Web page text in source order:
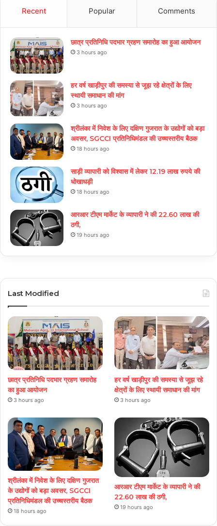
Recent Popular Comments
छात्र प्रतिनिधि पदभार ग्रहण समारोह का हुआ आयोजन
3 hours ago
हर वर्ष खाड़ीपुर की समस्या से जूझ रहे क्षेत्रों के लिए
स्थायी समाधान की मांग
3 hours ago
श्रीलंका में निवेश के लिए दक्षिण गुजरात के उद्योगों को बड़ा
अवसर, SGCCI प्रतिनिधिमंडल की उच्चस्तरीय बैठक
18 hours ago
साड़ी व्यापारी को विश्वास में लेकर 12.19 लाख रुपये की
धोखाधड़ी
18 hours ago
आरआर टीएम मार्केट के व्यापारी ने की 22.60 लाख की
ठगी,
19 hours ago
Last Modified
छात्र प्रतिनिधि पदभार ग्रहण समारोह
का हुआ आयोजन
3 hours ago
हर वर्ष खाड़ीपुर की समस्या से जूझ रहे
क्षेत्रों के लिए स्थायी समाधान की मांग
3 hours ago
श्रीलंका में निवेश के लिए दक्षिण गुजरात
के उद्योगों को बड़ा अवसर, SGCCI
प्रतिनिधिमंडल की उच्चस्तरीय बैठक
18 hours ago
आरआर टीएम मार्केट के व्यापारी ने की
22.60 लाख की ठगी,
19 hours ago